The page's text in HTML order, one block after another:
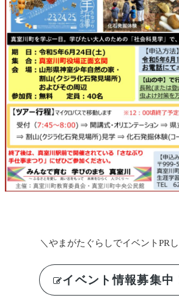
＼やまがたぐらしでイベントPR
イベント情報募集中